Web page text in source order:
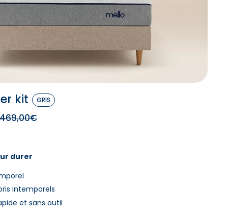
469,00€
kit GRIS
durer
intemporels
et sans outil